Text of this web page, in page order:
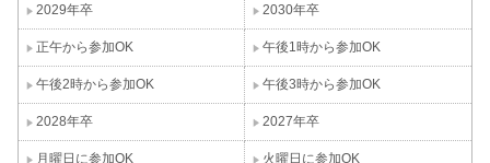
2029年卒 2030年卒
正午から参加OK 午後1時から参加OK
午後2時から参加OK 午後3時から参加OK
2028年卒 2027年卒
月曜日に参加OK 火曜日に参加OK